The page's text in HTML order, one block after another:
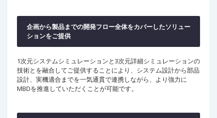
企画から製品までの開発フロー全体をカバーしたソリュー
ションをご提供
1次元システムシミュレーションと3次元詳細シミュレーションの
技術とを融合してご提供することにより、システム設計から部品
設計、実機適合までを一気通貫で連携しながら、より強力に
MBDを推進していただくことが可能です。